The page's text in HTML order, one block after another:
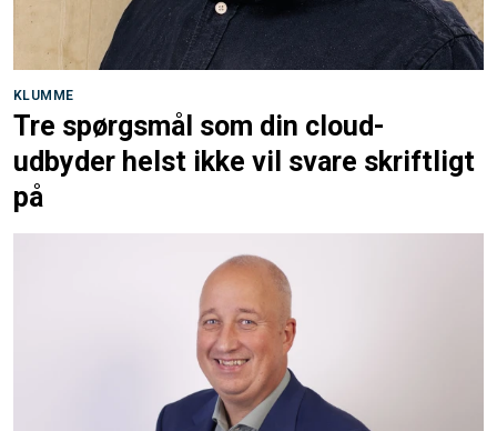
KLUMME
Tre spørgsmål som din cloud-
udbyder helst ikke vil svare skriftligt
på